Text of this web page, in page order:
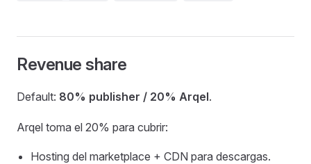
Revenue share
Default: 80% publisher / 20% Arqel.
Arqel toma el 20% para cubrir:
Hosting del marketplace + CDN para descargas.